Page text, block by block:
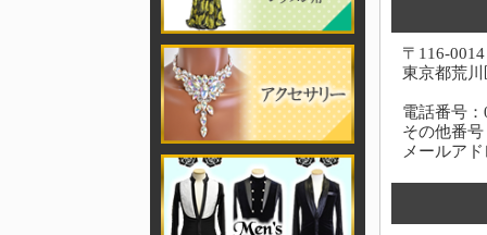
〒116-0014
東京都荒
電話番号
その他番
メールア